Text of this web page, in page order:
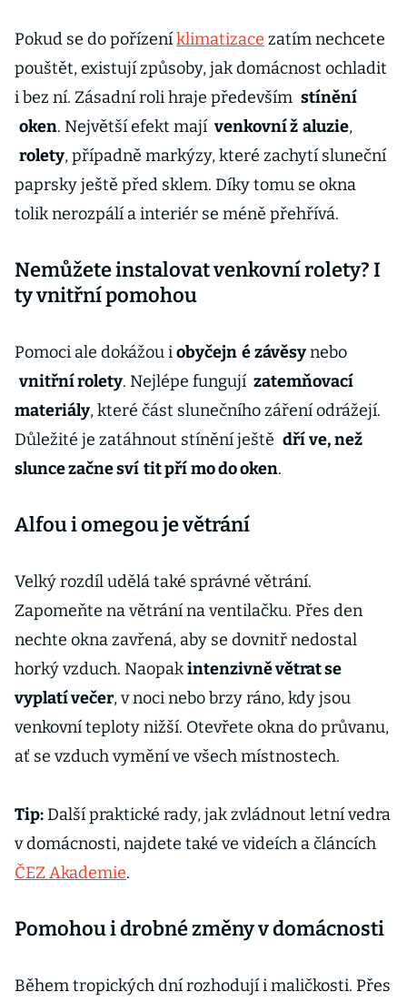
Pokud se do pořízeníklimatizace zatím nechcete
pouštět, existují způsoby, jak domácnost ochladit
i bez ní. Zásadní roli hraje především stínění
oken. Největší efekt mají venkovní ž aluzie,
rolety, případně markýzy, které zachytí sluneční
paprsky ještě před sklem. Díky tomu se okna
tolik nerozpálí a interiér se méně přehřívá.
Nemůžete instalovat venkovní rolety? I
ty vnitřní pomohou
Pomoci ale dokážou iobyčejn é závěsynebo
vnitřní rolety. Nejlépe fungují zatemňovací
materiály, které část slunečního záření odrážejí.
Důležité je zatáhnout stínění ještě dří ve, než
slunce začne sví tit pří mo do oken.
Alfou i omegou je větrání
Velký rozdíl udělá také správné větrání.
Zapomeňte na větrání na ventilačku. Přes den
nechte okna zavřená, aby se dovnitř nedostal
horký vzduch. Naopakintenzivně větrat se
vyplatí večer, v noci nebo brzy ráno, kdy jsou
venkovní teploty nižší. Otevřete okna do průvanu,
ať se vzduch vymění ve všech místnostech.
Tip:Další praktické rady, jak zvládnout letní vedra
v domácnosti, najdete také ve videích a článcích
ČEZ Akademie.
Pomohou i drobné změny v domácnosti
Během tropických dní rozhodují i maličkosti. Přes